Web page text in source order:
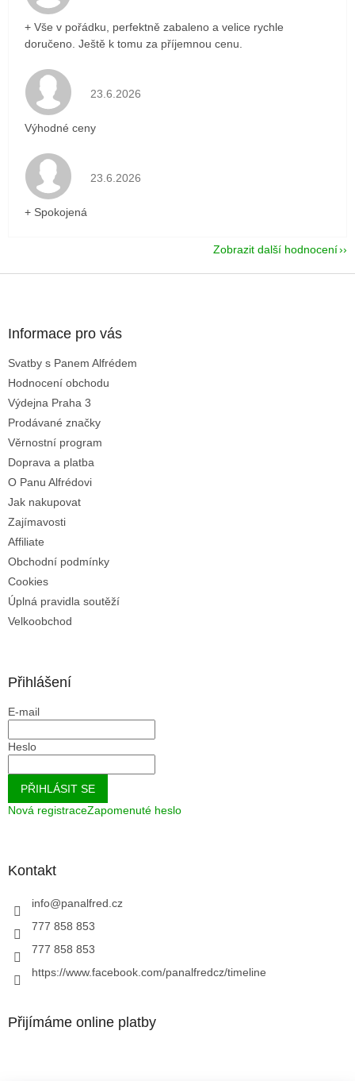
+ Vše v pořádku, perfektně zabaleno a velice rychle
doručeno. Ještě k tomu za příjemnou cenu.
Hodnocení obchodu je 5 z 5 hvězdiček.
23.6.2026
Výhodné ceny
Hodnocení obchodu je 5 z 5 hvězdiček.
23.6.2026
+ Spokojená
Zobrazit další hodnocení
Informace pro vás
Svatby s Panem Alfrédem
Hodnocení obchodu
Výdejna Praha 3
Prodávané značky
Věrnostní program
Doprava a platba
O Panu Alfrédovi
Jak nakupovat
Zajímavosti
Affiliate
Obchodní podmínky
Cookies
Úplná pravidla soutěží
Velkoobchod
Přihlášení
E-mail
Heslo
PŘIHLÁSIT SE
Nová registraceZapomenuté heslo
Kontakt
info@panalfred.cz
777 858 853
777 858 853
https://www.facebook.com/panalfredcz/timeline
Přijímáme online platby